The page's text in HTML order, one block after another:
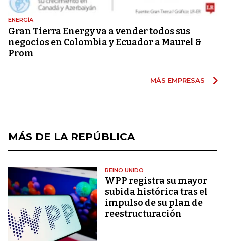
ENERGÍA
Gran Tierra Energy va a vender todos sus
negocios en Colombia y Ecuador a Maurel &
Prom
MÁS EMPRESAS
MÁS DE LA REPÚBLICA
REINO UNIDO
WPP registra su mayor
subida histórica tras el
impulso de su plan de
reestructuración